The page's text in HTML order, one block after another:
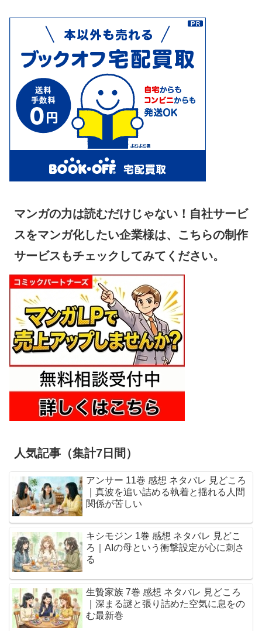
マンガの力は読むだけじゃない！自社サービ
スをマンガ化したい企業様は、こちらの制作
サービスもチェックしてみてください。
人気記事（集計7日間）
アンサー 11巻 感想 ネタバレ 見どころ
｜真波を追い詰める執着と揺れる人間
関係が苦しい
キシモジン 1巻 感想 ネタバレ 見どこ
ろ｜AIの母という衝撃設定が心に刺さ
る
生贄家族 7巻 感想 ネタバレ 見どころ
｜深まる謎と張り詰めた空気に息をの
む最新巻